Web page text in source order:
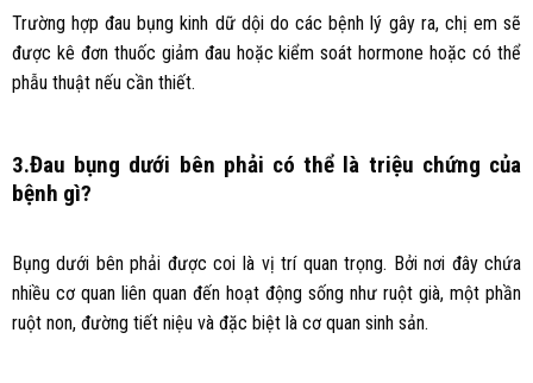
Trường hợp đau bụng kinh dữ dội do các bệnh lý gây ra, chị em sẽ
được kê đơn thuốc giảm đau hoặc kiểm soát hormone hoặc có thể
phẫu thuật nếu cần thiết.
3.Đau bụng dưới bên phải có thể là triệu chứng của
bệnh gì?
Bụng dưới bên phải được coi là vị trí quan trọng. Bởi nơi đây chứa
nhiều cơ quan liên quan đến hoạt động sống như ruột già, một phần
ruột non, đường tiết niệu và đặc biệt là cơ quan sinh sản.